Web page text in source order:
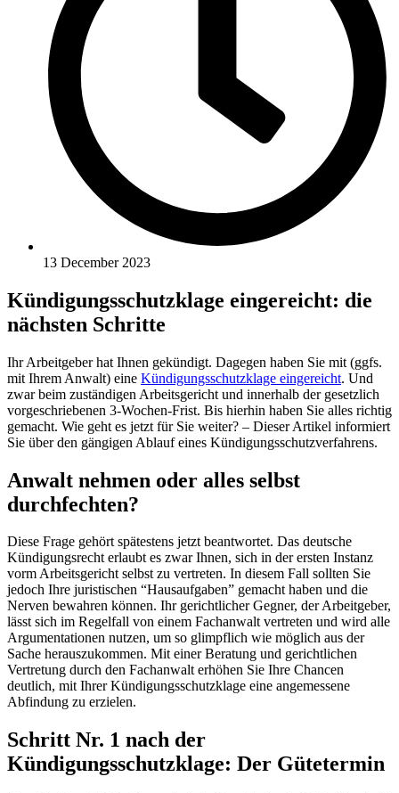
13 December 2023
Kündigungsschutzklage eingereicht: die
nächsten Schritte
Ihr Arbeitgeber hat Ihnen gekündigt. Dagegen haben Sie mit (ggfs.
mit Ihrem Anwalt) eine Kündigungsschutzklage eingereicht. Und
zwar beim zuständigen Arbeitsgericht und innerhalb der gesetzlich
vorgeschriebenen 3-Wochen-Frist. Bis hierhin haben Sie alles richtig
gemacht. Wie geht es jetzt für Sie weiter? – Dieser Artikel informiert
Sie über den gängigen Ablauf eines Kündigungsschutzverfahrens.
Anwalt nehmen oder alles selbst
durchfechten?
Diese Frage gehört spätestens jetzt beantwortet. Das deutsche
Kündigungsrecht erlaubt es zwar Ihnen, sich in der ersten Instanz
vorm Arbeitsgericht selbst zu vertreten. In diesem Fall sollten Sie
jedoch Ihre juristischen “Hausaufgaben” gemacht haben und die
Nerven bewahren können. Ihr gerichtlicher Gegner, der Arbeitgeber,
lässt sich im Regelfall von einem Fachanwalt vertreten und wird alle
Argumentationen nutzen, um so glimpflich wie möglich aus der
Sache herauszukommen. Mit einer Beratung und gerichtlichen
Vertretung durch den Fachanwalt erhöhen Sie Ihre Chancen
deutlich, mit Ihrer Kündigungsschutzklage eine angemessene
Abfindung zu erzielen.
Schritt Nr. 1 nach der
Kündigungsschutzklage: Der Gütetermin